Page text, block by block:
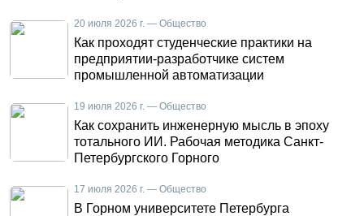
20 июля 2026 г. — Общество
Как проходят студенческие практики на
предприятии-разработчике систем
промышленной автоматизации
19 июля 2026 г. — Общество
Как сохранить инженерную мысль в эпоху
тотального ИИ. Рабочая методика Санкт-
Петербургского Горного
17 июля 2026 г. — Общество
В Горном университете Петербурга